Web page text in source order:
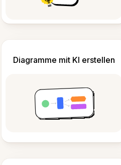
Diagramme mit KI erstellen